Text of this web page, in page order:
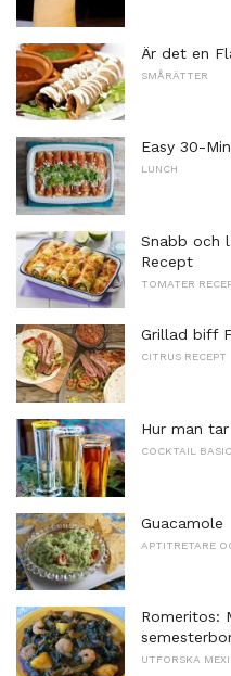
Är det en
SMÅRÄTTER
Easy 30-
LUNCH
Snabb och
Recept
TOMATER
Grillad biff
CITRUS RECEPT
Hur man
COCKTAIL
Guacamole
APTITRETARE
Romeritos:
UTFORSKA